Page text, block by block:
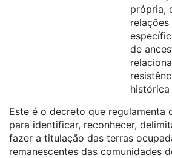
própria,
de
histórica
Este é o decreto que regulamenta
para identificar, reconhecer,
fazer a titulação das terras
remanescentes das comunidades